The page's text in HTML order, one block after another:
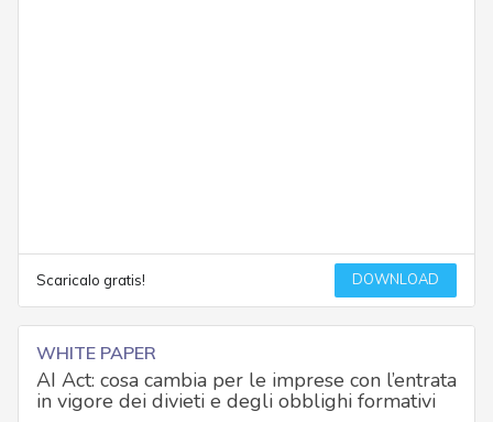
Scaricalo gratis! DOWNLOAD
WHITE PAPER
AI Act: cosa cambia per le imprese con l’entrata
in vigore dei divieti e degli obblighi formativi